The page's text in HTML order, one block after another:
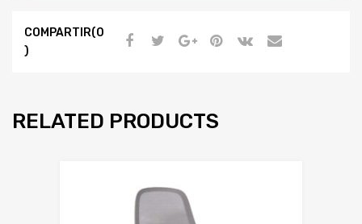
COMPARTIR(0
)
RELATED PRODUCTS